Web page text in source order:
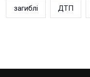
загиблі ДТП